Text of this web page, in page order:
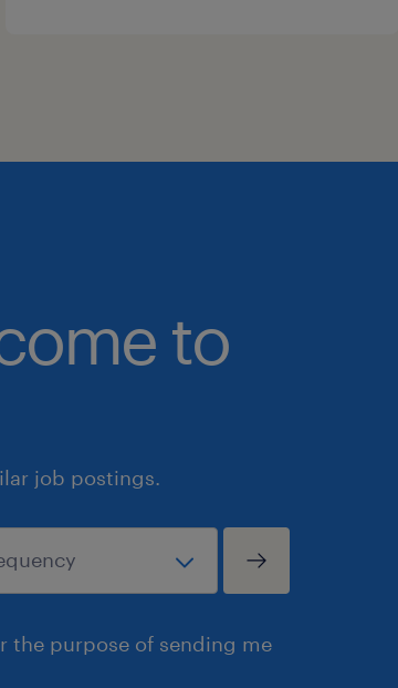
to
job postings.
the purpose of sending me